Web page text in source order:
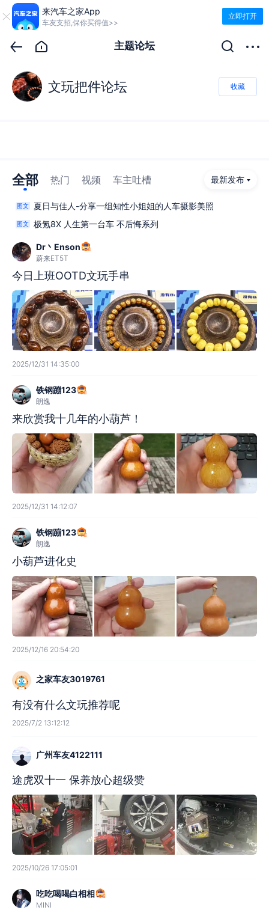
来汽车之家App
车友支招,保你买得值>>
立即打开
主题论坛
文玩把件论坛 收藏
全部 热门 视频 车主吐槽 最新发布
夏日与佳人-分享一组知性小姐姐的人车摄影美照
图文
极氪8X 人生第一台车 不后悔系列
图文
Dr丶Enson
蔚来ET5T
今日上班OOTD文玩手串
2025/12/31 14:35:00
铁钢蹦123
朗逸
来欣赏我十几年的小葫芦！
2025/12/31 14:12:07
铁钢蹦123
朗逸
小葫芦进化史
2025/12/16 20:54:20
之家车友3019761
有没有什么文玩推荐呢
2025/7/2 13:12:12
广州车友4122111
途虎双十一 保养放心超级赞
2025/10/26 17:05:01
吃吃喝喝白相相
MINI